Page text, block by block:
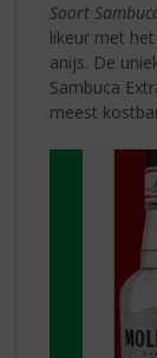
Soort
likeur met
anijs. De
Sambuca
meest